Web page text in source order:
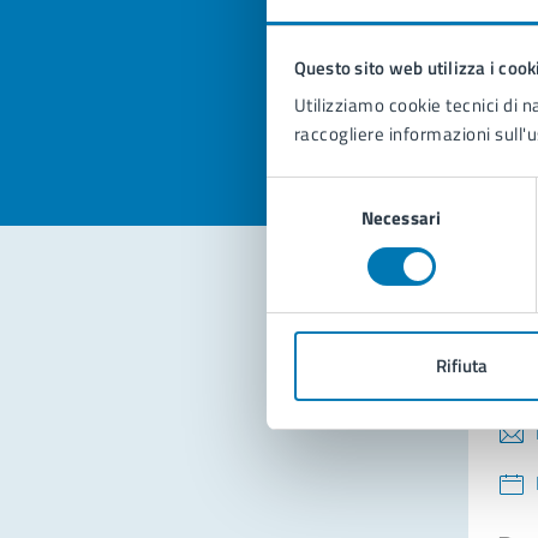
Questo sito web utilizza i
Utilizziamo cookie tecnici di
raccogliere informazioni
del
Necessari
Rifiuta
Valuta la